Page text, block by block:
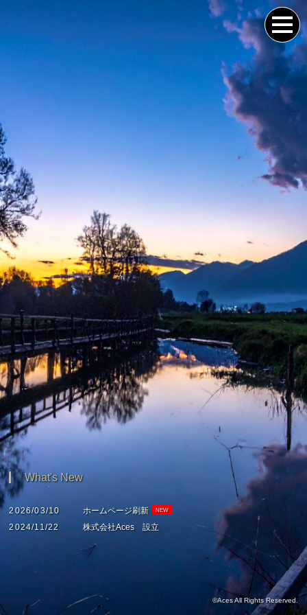
What's New
2026/03/10 ホームページ刷新 NEW
2024/11/22 株式会社Aces 設立
©Aces All Rights Reserved.